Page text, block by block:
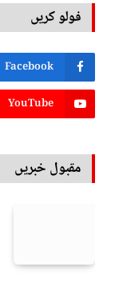
فولو کریں
Facebook
YouTube
مقبول خبریں